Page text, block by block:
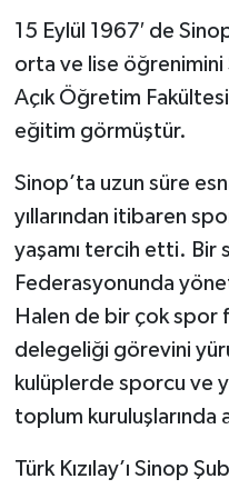
15 Eylül 1967′ de
orta ve lise öğrenimini
Açık Öğretim
eğitim görmüştür.
Sinop’ta uzun süre
yıllarından itibaren
yaşamı tercih etti. Bir
Federasyonunda
Halen de bir çok spor
delegeliği görevini
kulüplerde sporcu ve
toplum kuruluşlarında
Türk Kızılay’ı Sinop